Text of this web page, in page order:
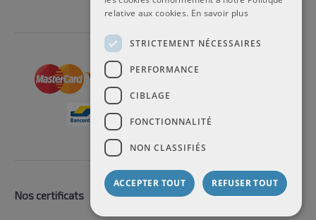
Nos certificats
relative aux cookies. En savoir plus
STRICTEMENT NÉCESSAIRES
PERFORMANCE
CIBLAGE
FONCTIONNALITÉ
NON CLASSIFIÉS
ACCEPTER TOUT REFUSER TOUT